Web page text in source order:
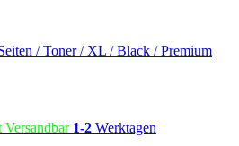
/ Toner / XL / Black / Premium
Versandbar 1-2 Werktagen